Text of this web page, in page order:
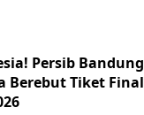
Persib Bandung
Berebut Tiket Final